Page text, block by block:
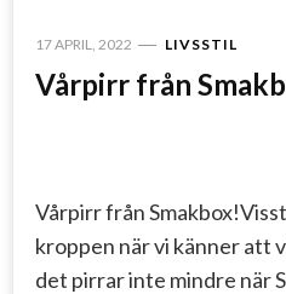
17 APRIL, 2022 LIVSSTIL
Vårpirr från
Vårpirr från
kroppen när vi känner att
det pirrar inte mindre när